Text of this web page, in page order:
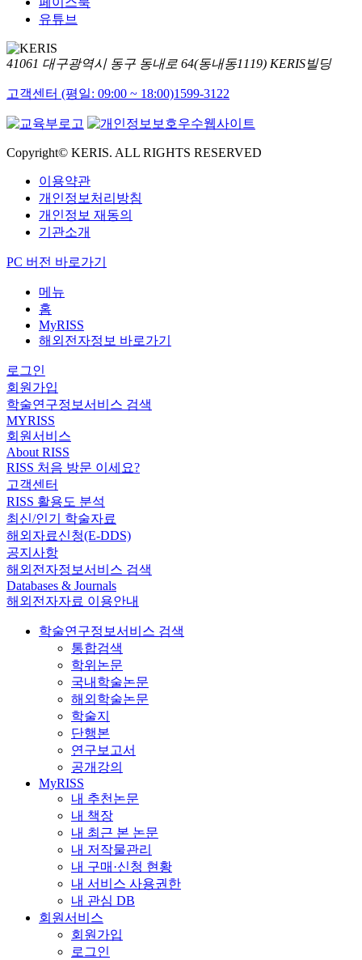
유튜브
41061 대구광역시 동구 동내로 64(동내동1119) KERIS빌딩
고객센터 (평일: 09:00 ~ 18:00)1599-3122
Copyright© KERIS. ALL RIGHTS RESERVED
이용약관
개인정보처리방침
개인정보 재동의
기관소개
PC 버전 바로가기
메뉴
홈
MyRISS
해외전자정보 바로가기
로그인
회원가입
학술연구정보서비스 검색
MYRISS
회원서비스
About RISS
RISS 처음 방문 이세요?
고객센터
RISS 활용도 분석
최신/인기 학술자료
해외자료신청(E-DDS)
공지사항
해외전자정보서비스 검색
Databases & Journals
해외전자자료 이용안내
학술연구정보서비스 검색
통합검색
학위논문
국내학술논문
해외학술논문
학술지
단행본
연구보고서
공개강의
MyRISS
내 추천논문
내 책장
내 최근 본 논문
내 저작물관리
내 구매·신청 현황
내 서비스 사용권한
내 관심 DB
회원서비스
회원가입
로그인